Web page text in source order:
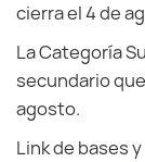
cierra el 4 de
La Categoría
secundario
agosto.
Link de bases y